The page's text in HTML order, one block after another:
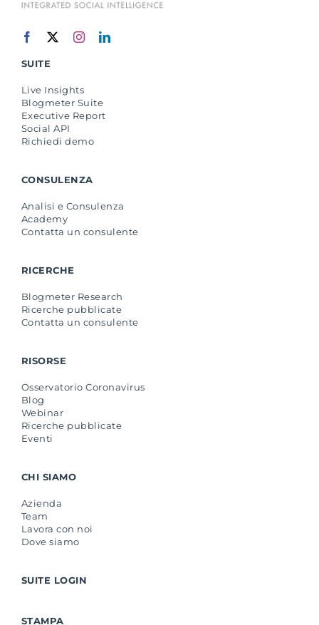
SUITE
Live Insights
Blogmeter Suite
Executive Report
Social API
Richiedi demo
CONSULENZA
Analisi e Consulenza
Academy
Contatta un consulente
RICERCHE
Blogmeter Research
Ricerche pubblicate
Contatta un consulente
RISORSE
Osservatorio Coronavirus
Blog
Webinar
Ricerche pubblicate
Eventi
CHI SIAMO
Azienda
Team
Lavora con noi
Dove siamo
SUITE LOGIN
STAMPA